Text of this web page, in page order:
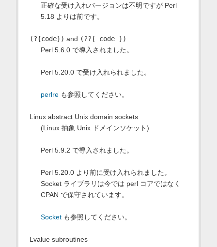
正確な受け入れバージョンは不明ですが Perl
5.18 よりは前です。
(?{code}) and (??{ code })
Perl 5.6.0 で導入されました。
Perl 5.20.0 で受け入れられました。
perlreも参照してください。
Linux abstract Unix domain sockets
(Linux 抽象 Unix ドメインソケット)
Perl 5.9.2 で導入されました。
Perl 5.20.0 より前に受け入れられました。
Socket ライブラリは今では perl コアではなく
CPAN で保守されています。
Socketも参照してください。
Lvalue subroutines